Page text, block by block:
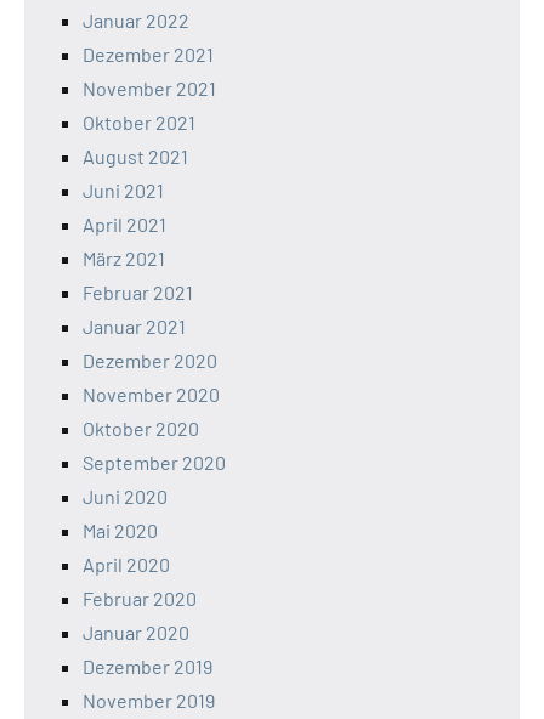
Januar 2022
Dezember 2021
November 2021
Oktober 2021
August 2021
Juni 2021
April 2021
März 2021
Februar 2021
Januar 2021
Dezember 2020
November 2020
Oktober 2020
September 2020
Juni 2020
Mai 2020
April 2020
Februar 2020
Januar 2020
Dezember 2019
November 2019